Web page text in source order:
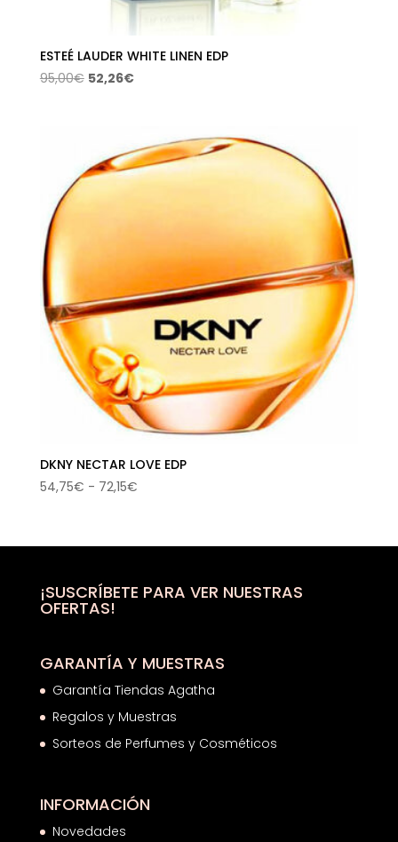
ESTEÉ LAUDER WHITE LINEN EDP
95,00€ El
95,00€.
52,26€El
52,26€.
DKNY NECTAR LOVE EDP
54,75€ - 72,15€Rango
desde
hasta
¡SUSCRÍBETE PARA VER NUESTRAS
OFERTAS!
GARANTÍA Y MUESTRAS
Garantía Tiendas Agatha
Regalos y Muestras
Sorteos de Perfumes y Cosméticos
INFORMACIÓN
Novedades